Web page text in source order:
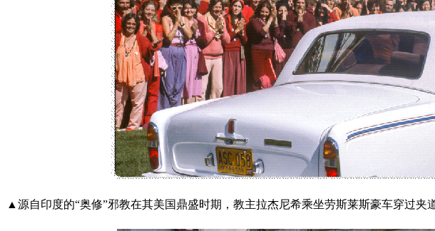
▲源自印度的“奥修”邪教在其美国鼎盛时期，教主拉杰尼希乘坐劳斯莱斯豪车穿过夹